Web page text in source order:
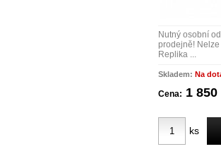
Nutný osobní
prodejně!
Replika ...
Skladem: Na
Cena: 1
ks